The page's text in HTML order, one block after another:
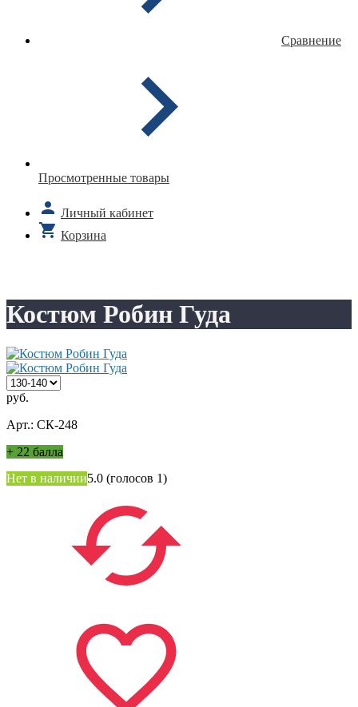
Сравнение
Просмотренные товары
Личный кабинет
Корзина
Костюм Робин Гуда
руб.
Арт.: СК-248
+ 22 балла
Нет в наличии5.0 (голосов 1)